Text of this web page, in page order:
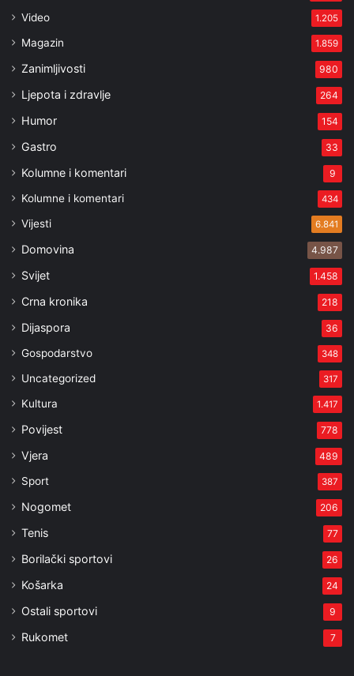
Video 1.205
Magazin 1.859
Zanimljivosti 980
Ljepota i zdravlje 264
Humor 154
Gastro 33
Kolumne i komentari 9
Kolumne i komentari 434
Vijesti 6.841
Domovina 4.987
Svijet 1.458
Crna kronika 218
Dijaspora 36
Gospodarstvo 348
Uncategorized 317
Kultura 1.417
Povijest 778
Vjera 489
Sport 387
Nogomet 206
Tenis 77
Borilački sportovi 26
Košarka 24
Ostali sportovi 9
Rukomet 7